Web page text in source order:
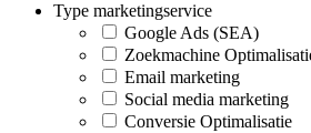
Type marketingservice
Google Ads (SEA)
Zoekmachine
Email marketing
Social media marketing
Conversie Optimalisatie